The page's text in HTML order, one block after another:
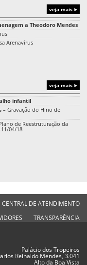
veja mais
a Theodoro Mendes
Arenavírus
veja mais
infantil
– Gravação do Hino de
de Reestruturação da
11/04/18
CENTRAL DE ATENDIMENTO
TRANSPARÊNCIA
Palácio dos Tropeiros
Reinaldo Mendes, 3.041
Alto da Boa Vista